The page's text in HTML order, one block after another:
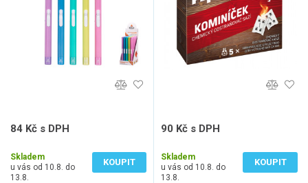
84 Kč s DPH
Skladem
u vás od 10.8. do
13.8.
KOUPIT
90 Kč s DPH
Skladem
u vás od 10.8. do
13.8.
KOUPIT